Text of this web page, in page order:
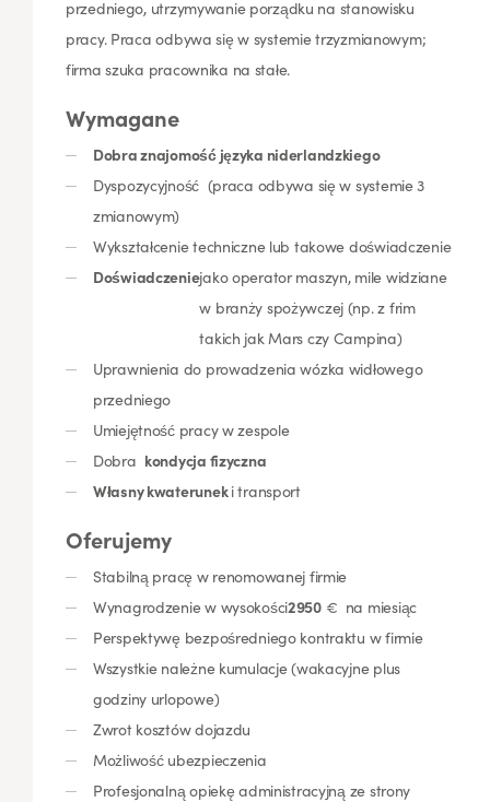
przedniego, utrzymywanie porządku na stanowisku
pracy. Praca odbywa się w systemie trzyzmianowym;
firma szuka pracownika na stałe.
Wymagane
Dobra znajomość języka niderlandzkiego
Dyspozycyjność (praca odbywa się w systemie 3
zmianowym)
Wykształcenie techniczne lub takowe doświadczenie
Doświadczeniejako operator maszyn, mile widziane
w branży spożywczej (np. z frim
takich jak Mars czy Campina)
Uprawnienia do prowadzenia wózka widłowego
przedniego
Umiejętność pracy w zespole
Dobra kondycja fizyczna
Własny kwateruneki transport
Oferujemy
Stabilną pracę w renomowanej firmie
Wynagrodzenie w wysokości2950€ na miesiąc
Perspektywę bezpośredniego kontraktu w firmie
Wszystkie należne kumulacje (wakacyjne plus
godziny urlopowe)
Zwrot kosztów dojazdu
Możliwość ubezpieczenia
Profesjonalną opiekę administracyjną ze strony